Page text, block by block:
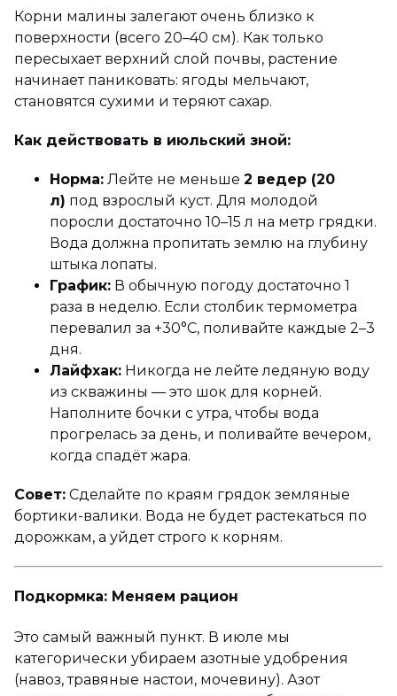
Корни малины залегают очень близко к
поверхности (всего 20–40 см). Как только
пересыхает верхний слой почвы, растение
начинает паниковать: ягоды мельчают,
становятся сухими и теряют сахар.
Как действовать в июльский зной:
Норма: Лейте не меньше 2 ведер (20
л) под взрослый куст. Для молодой
поросли достаточно 10–15 л на метр грядки.
Вода должна пропитать землю на глубину
штыка лопаты.
График: В обычную погоду достаточно 1
раза в неделю. Если столбик термометра
перевалил за +30°C, поливайте каждые 2–3
дня.
Лайфхак: Никогда не лейте ледяную воду
из скважины — это шок для корней.
Наполните бочки с утра, чтобы вода
прогрелась за день, и поливайте вечером,
когда спадёт жара.
Совет: Сделайте по краям грядок земляные
бортики-валики. Вода не будет растекаться по
дорожкам, а уйдет строго к корням.
Подкормка: Меняем рацион
Это самый важный пункт. В июле мы
категорически убираем азотные удобрения
(навоз, травяные настои, мочевину). Азот